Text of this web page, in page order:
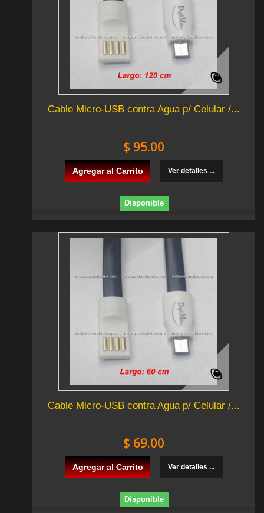
Cable Micro-USB contra Agua p/ Celular /...
$ 95.00
Agregar al Carrito Ver detalles ...
Disponible
Cable Micro-USB contra Agua p/ Celular /...
$ 69.00
Agregar al Carrito Ver detalles ...
Disponible